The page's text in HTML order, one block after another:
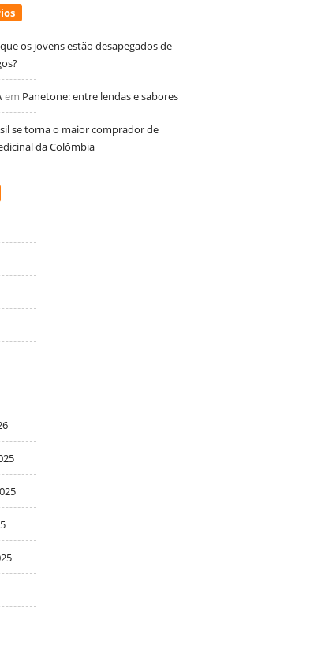
os jovens estão desapegados de
em Panetone: entre lendas e sabores
se torna o maior comprador de
da Colômbia